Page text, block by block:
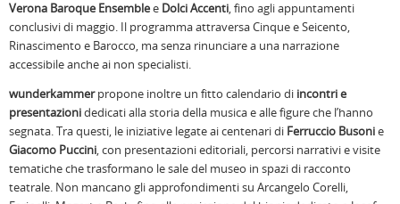
Verona Baroque Ensemblee Dolci Accenti, fino agli appuntamenti
conclusivi di maggio. Il programma attraversa Cinque e Seicento,
Rinascimento e Barocco, ma senza rinunciare a una narrazione
accessibile anche ai non specialisti.
wunderkammerpropone inoltre un fitto calendario di incontri e
presentazionidedicati alla storia della musica e alle figure che l’hanno
segnata. Tra questi, le iniziative legate ai centenari di Ferruccio Busonie
Giacomo Puccini, con presentazioni editoriali, percorsi narrativi e visite
tematiche che trasformano le sale del museo in spazi di racconto
teatrale. Non mancano gli approfondimenti su Arcangelo Corelli,